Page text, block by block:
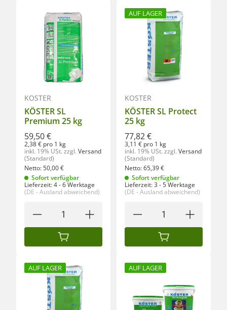
KÖSTER
KÖSTER SL
Premium 25 kg
59,50 €
2,38 € pro 1 kg
inkl. 19% USt. zzgl. Versand
(Standard)
Netto:50,00€
Sofort verfügbar
Lieferzeit:4 - 6 Werktage
(DE - Ausland abweichend)
IN DEN WARENKORB
AUF LAGER
KÖSTER
KÖSTER SL Protect
25 kg
77,82 €
3,11 € pro 1 kg
inkl. 19% USt. zzgl. Versand
(Standard)
Netto:65,39€
Sofort verfügbar
Lieferzeit:3 - 5 Werktage
(DE - Ausland abweichend)
IN DEN WARENKORB
AUF LAGER AUF LAGER